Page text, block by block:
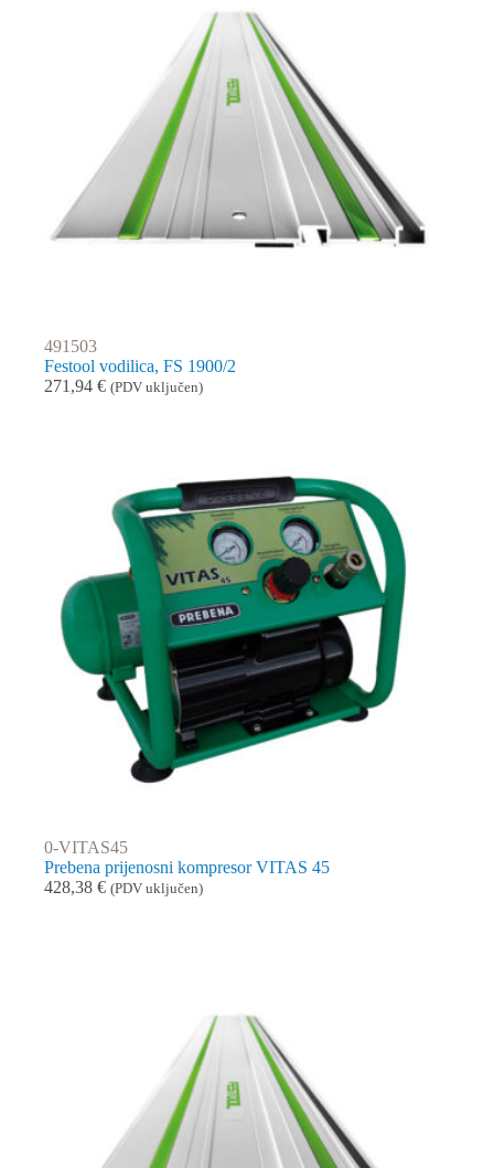
491503
Festool vodilica, FS 1900/2
271,94 € (PDV uključen)
0-VITAS45
Prebena prijenosni kompresor VITAS 45
428,38 € (PDV uključen)